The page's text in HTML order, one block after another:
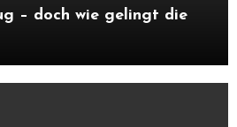
– doch wie gelingt die